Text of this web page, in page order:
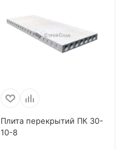
Плита перекрытий ПК 30-
10-8